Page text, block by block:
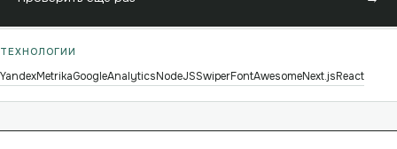
ТЕХНОЛОГИИ
YandexMetrikaGoogleAnalyticsNodeJSSwiperFontAwesomeNext.jsReact